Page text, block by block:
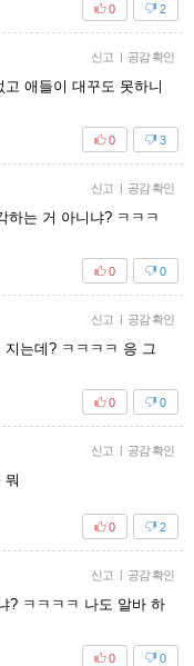
2
0
신고 | 공감 확인
애들이 대꾸도 못하니
3
0
신고 | 공감 확인
하는 거 아니냐? ㅋㅋㅋ
0
0
신고 | 공감 확인
는데? ㅋㅋㅋㅋ 응 그
0
0
신고 | 공감 확인
뭐
2
0
신고 | 공감 확인
? ㅋㅋㅋㅋ 나도 알바 하
0
0